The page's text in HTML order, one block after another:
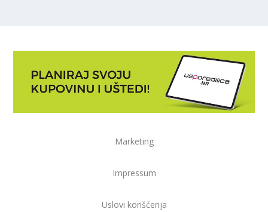
Marketing
Impressum
Uslovi korišćenja